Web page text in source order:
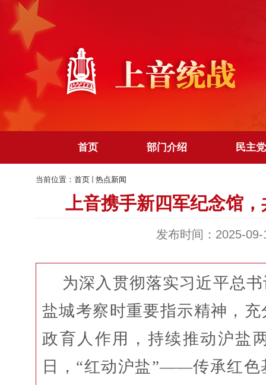
首页 部门介绍 民主
当前位置： 首页 热点新闻
上音携手新四军纪念馆
发布时间：2025-09-
为深入贯彻落实习近平总
盐城考察时重要指示精神，
政育人作用，持续推动沪盐
日，“红动沪盐”——传承红色